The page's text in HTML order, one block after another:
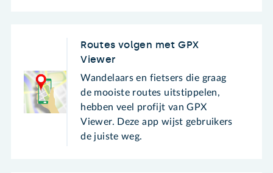
Routes volgen met GPX
Viewer
Wandelaars en fietsers die graag
de mooiste routes uitstippelen,
hebben veel profijt van GPX
Viewer. Deze app wijst gebruikers
de juiste weg.